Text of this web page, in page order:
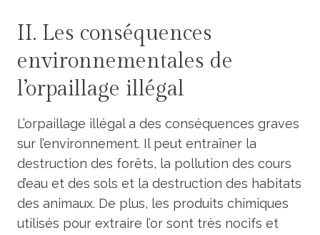
II. Les conséquences
environnementales de
l’orpaillage illégal
L’orpaillage illégal a des conséquences graves
sur l’environnement. Il peut entraîner la
destruction des forêts, la pollution des cours
d’eau et des sols et la destruction des habitats
des animaux. De plus, les produits chimiques
utilisés pour extraire l’or sont très nocifs et